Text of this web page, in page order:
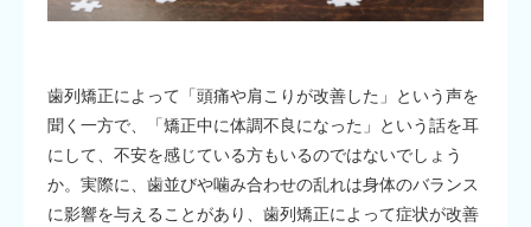
歯列矯正によって「頭痛や肩こりが改善した」という声を
聞く一方で、「矯正中に体調不良になった」という話を耳
にして、不安を感じている方もいるのではないでしょう
か。実際に、歯並びや噛み合わせの乱れは身体のバランス
に影響を与えることがあり、歯列矯正によって症状が改善